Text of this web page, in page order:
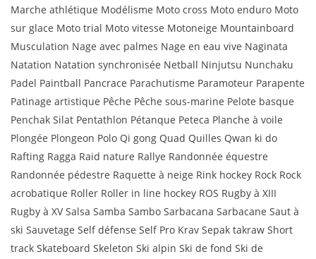
Marche athlétique Modélisme Moto cross Moto enduro Moto
sur glace Moto trial Moto vitesse Motoneige Mountainboard
Musculation Nage avec palmes Nage en eau vive Naginata
Natation Natation synchronisée Netball Ninjutsu Nunchaku
Padel Paintball Pancrace Parachutisme Paramoteur Parapente
Patinage artistique Pêche Pêche sous-marine Pelote basque
Penchak Silat Pentathlon Pétanque Peteca Planche à voile
Plongée Plongeon Polo Qi gong Quad Quilles Qwan ki do
Rafting Ragga Raid nature Rallye Randonnée équestre
Randonnée pédestre Raquette à neige Rink hockey Rock Rock
acrobatique Roller Roller in line hockey ROS Rugby à XIII
Rugby à XV Salsa Samba Sambo Sarbacana Sarbacane Saut à
ski Sauvetage Self défense Self Pro Krav Sepak takraw Short
track Skateboard Skeleton Ski alpin Ski de fond Ski de